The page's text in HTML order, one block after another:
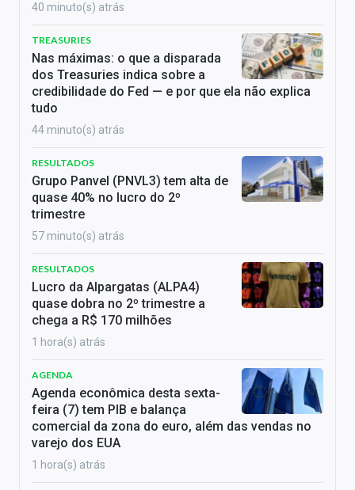
40 minuto(s) atrás
TREASURIES
Nas máximas: o que a disparada
dos Treasuries indica sobre a
credibilidade do Fed — e por que ela não explica
tudo
44 minuto(s) atrás
RESULTADOS
Grupo Panvel (PNVL3) tem alta de
quase 40% no lucro do 2º
trimestre
57 minuto(s) atrás
RESULTADOS
Lucro da Alpargatas (ALPA4)
quase dobra no 2º trimestre a
chega a R$ 170 milhões
1 hora(s) atrás
AGENDA
Agenda econômica desta sexta-
feira (7) tem PIB e balança
comercial da zona do euro, além das vendas no
varejo dos EUA
1 hora(s) atrás